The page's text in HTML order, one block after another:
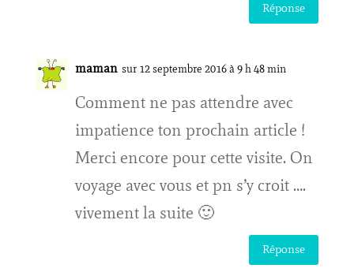
Réponse
maman sur 12 septembre 2016 à 9 h 48 min
Comment ne pas attendre avec
impatience ton prochain article !
Merci encore pour cette visite. On
voyage avec vous et pn s’y croit ….
vivement la suite 🙂
Réponse